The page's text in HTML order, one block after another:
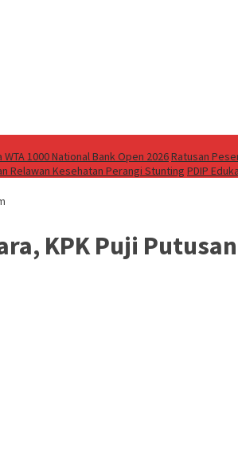
1000 National Bank Open 2026Ratusan
Relawan Kesehatan Perangi Stunting PDIP
KPK Puji